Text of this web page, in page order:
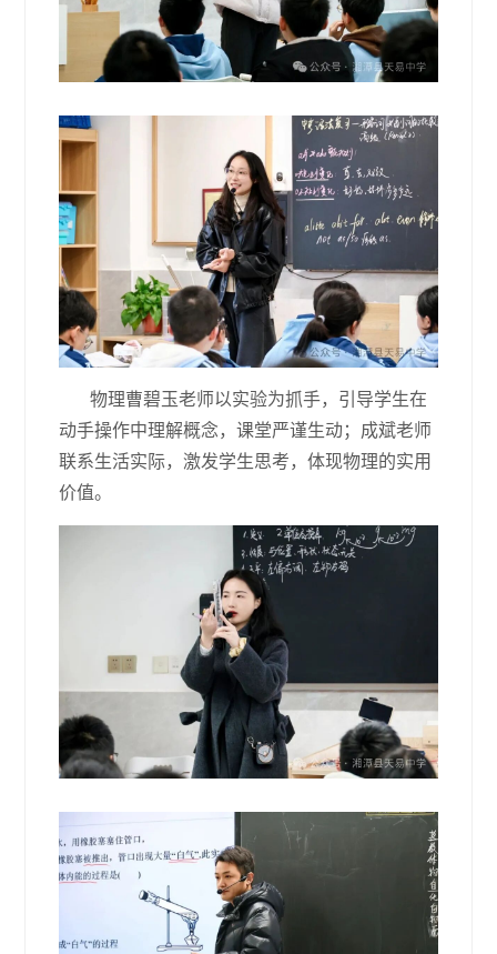
物理曹碧玉老师以实验为抓手，引导学生在
动手操作中理解概念，课堂严谨生动；成斌老师
联系生活实际，激发学生思考，体现物理的实用
价值。